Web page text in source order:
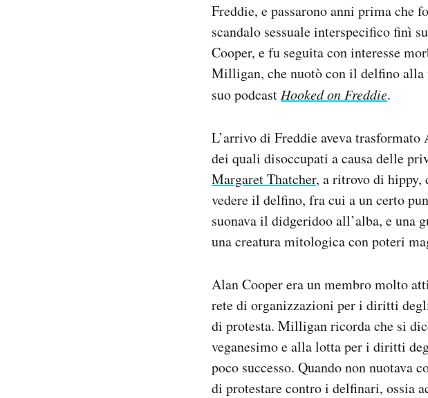
Freddie, e passarono anni prima che
scandalo sessuale interspecifico finì
Cooper, e fu seguita con interesse
Milligan, che nuotò con il delfino alla
suo podcast Hooked on Freddie.
L’arrivo di Freddie aveva
dei quali disoccupati a causa delle
Margaret Thatcher, a ritrovo di
vedere il delfino, fra cui a un certo
suonava il didgeridoo all’alba, e una
una creatura mitologica con poteri
Alan Cooper era un membro molto
rete di organizzazioni per i diritti
di protesta. Milligan ricorda che si
veganesimo e alla lotta per i diritti
poco successo. Quando non nuotava
di protestare contro i delfinari, ossia